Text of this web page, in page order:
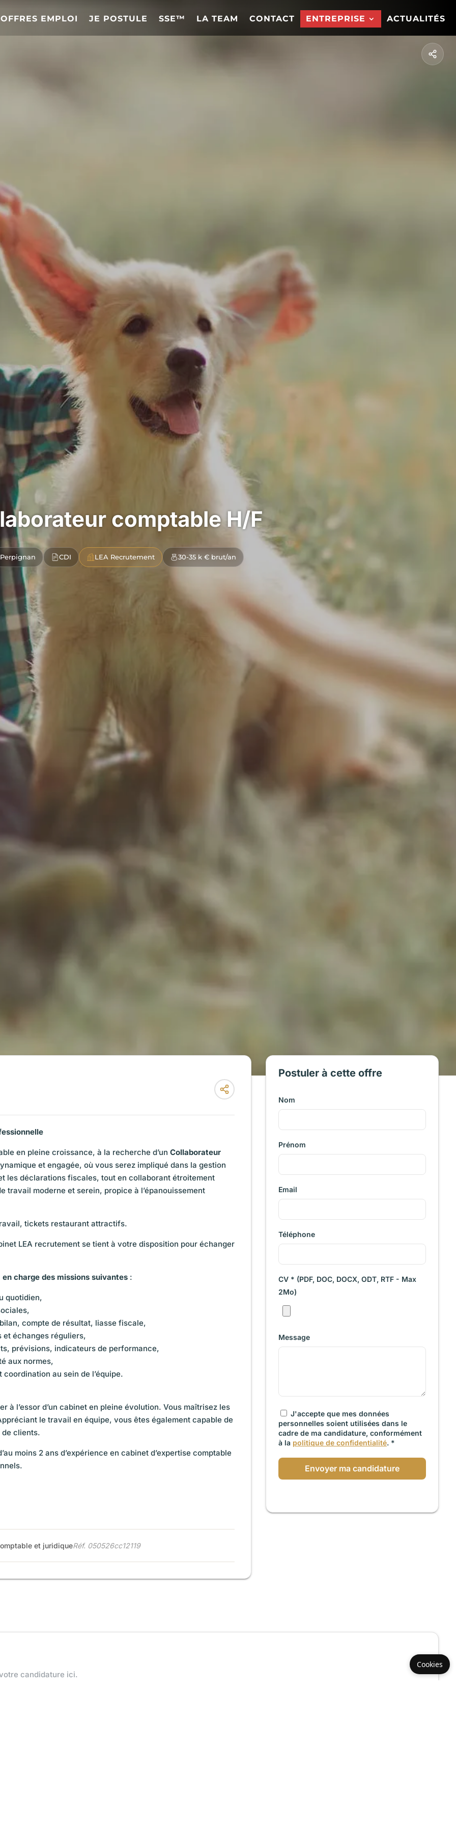
OFFRES EMPLOI JE POSTULE SSE™ LA TEAM CONTACT ENTREPRISE ACTUALITÉS
comptable H/F
Perpignan CDI LEA Recrutement 30-35 k € brut/an
en pleine croissance, à la recherche d’un Collaborateur
et engagée, où vous serez impliqué dans la gestion
les déclarations fiscales, tout en collaborant étroitement
travail moderne et serein, propice à l’épanouissement
tickets restaurant attractifs.
LEA recrutement se tient à votre disposition pour échanger
charge des missions suivantes :
quotidien,
compte de résultat, liasse fiscale,
et échanges réguliers,
prévisions, indicateurs de performance,
aux normes,
au sein de l’équipe.
à l’essor d’un cabinet en pleine évolution. Vous maîtrisez les
le travail en équipe, vous êtes également capable de
clients.
moins 2 ans d’expérience en cabinet d’expertise comptable
et juridiqueRéf. 050526cc12119
Postuler à cette offre
Nom
Prénom
Email
Téléphone
CV * (PDF, DOC, DOCX, ODT, RTF - Max
2Mo)
Message
J'accepte que mes données
personnelles soient utilisées dans le
cadre de ma candidature, conformément
à la politique de confidentialité. *
Envoyer ma candidature
candidature ici.
Cookies